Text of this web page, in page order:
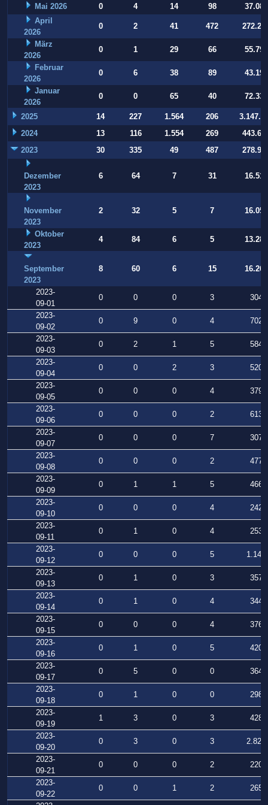
Mai 2026 0 4 14 98
37.084
April
2026
0 2 41 472
März
2026
0 1 29 66
55.794
Februar
2026
0 6 38 89
43.197
Januar
2026
0 0 65 40 72.332
2025 14 227 1.564 206
2024
13 116 1.554 269
2023
30 335 49 487
Dezember
2023
6 64 7 31 16.514
November
2023
2 32 5 7 16.054
Oktober
2023
4 84 6 5 13.283
September
2023
8 60 6 15 16.269
2023-
09-01
0 0 0 3
304
2023-
09-02
0 9 0 4
702
2023-
09-03
0 2 1 5
584
2023-
09-04
0 0 2 3
520
2023-
09-05
0 0 0 4
379
2023-
09-06
0 0 0 2
613
2023-
09-07
0 0 0 7
307
2023-
09-08
0 0 0 2
477
2023-
09-09
0 1 1 5
466
2023-
09-10
0 0 0 4
242
2023-
09-11
0 1 0 4
253
2023-
09-12
0 0 0 5
1.147
2023-
09-13
0 1 0 3
357
2023-
09-14
0 1 0 4
344
2023-
09-15
0 0 0 4
376
2023-
09-16
0 1 0 5
420
2023-
09-17
0 5 0 0
364
2023-
09-18
0 1 0 0
298
2023-
09-19
1 3 0 3
428
2023-
09-20
0 3 0 3
2.828
2023-
09-21
0 0 0 2
220
2023-
09-22
0 0 1 2
265